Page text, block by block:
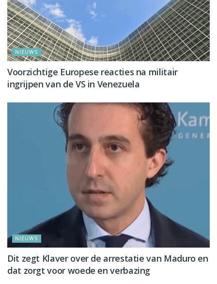
NIEUWS
Voorzichtige Europese reacties na militair
ingrijpen van de VS in Venezuela
NIEUWS
Dit zegt Klaver over de arrestatie van Maduro en
dat zorgt voor woede en verbazing